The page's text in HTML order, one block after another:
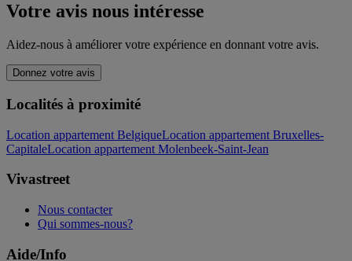
Votre avis nous intéresse
Aidez-nous à améliorer votre expérience en donnant votre avis.
Donnez votre avis
Localités à proximité
Location appartement BelgiqueLocation appartement Bruxelles-
CapitaleLocation appartement Molenbeek-Saint-Jean
Vivastreet
Nous contacter
Qui sommes-nous?
Aide/Info